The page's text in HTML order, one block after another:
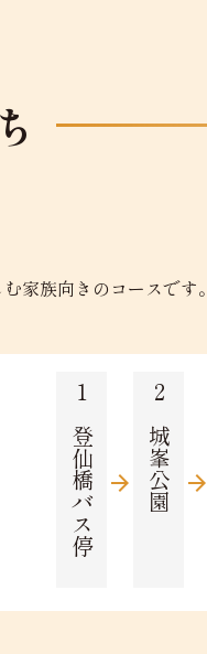
家族向きのコースです。
1 登仙橋バス停 arrow_forward 2 城峯公園 arrow_forward